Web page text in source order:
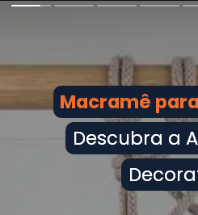
Macramê
Descubra a
Macramê
Descubra a